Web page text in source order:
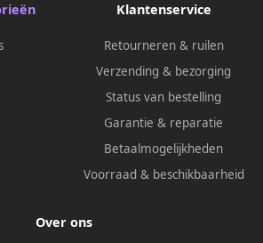
Klantenservice
Retourneren & ruilen
Verzending & bezorging
Status van bestelling
Garantie & reparatie
Betaalmogelijkheden
Voorraad & beschikbaarheid
Over ons